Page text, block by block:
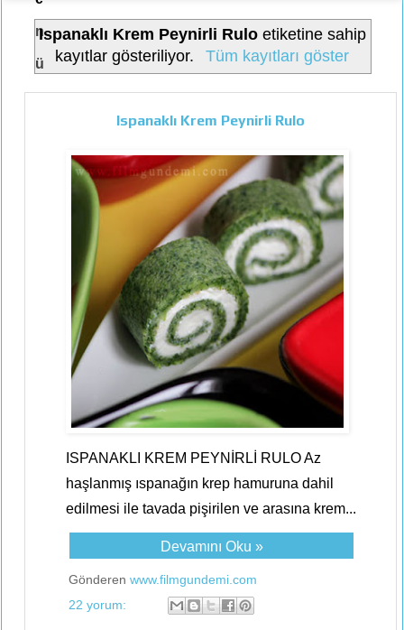
n
ü
Ispanaklı Krem Peynirli Ruloetiketine sahip
kayıtlar gösteriliyor.
Tüm kayıtları göster
Ispanaklı Krem Peynirli Rulo
ISPANAKLI KREM PEYNİRLİ RULO Az
haşlanmış ıspanağın krep hamuruna dahil
edilmesi ile tavada pişirilen ve arasına krem...
Devamını Oku »
Gönderen www.filmgundemi.com
22 yorum: